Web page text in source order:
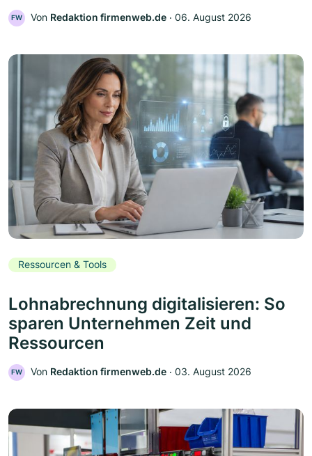
FW Von Redaktion firmenweb.de ‧ 06. August 2026
Ressourcen & Tools
Lohnabrechnung digitalisieren: So
sparen Unternehmen Zeit und
Ressourcen
FW Von Redaktion firmenweb.de ‧ 03. August 2026